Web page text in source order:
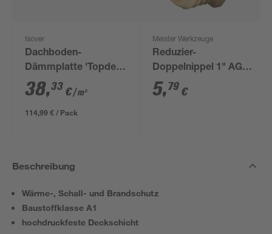
Isover
Dachboden-
Dämmplatte 'Topdec
Loft' 6 x 62,5 x 120 cm
38,33 €/ m²
114,99 € / Pack
Meister Werkzeuge
Reduzier-
Doppelnippel 1" AG x
3/4" IG
5,79 €
Beschreibung
Wärme-, Schall- und Brandschutz
Baustoffklasse A1
hochdruckfeste Deckschicht